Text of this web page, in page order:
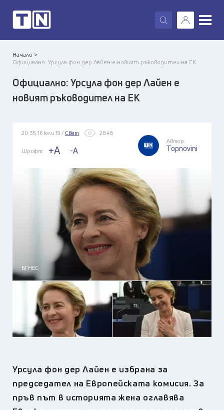
X
Начало >
Официално: Урсула фон дер Лайен е новият ръководител на ЕК
Официално: Урсула фон дер Лайен е
новият ръководител на ЕК
20:35, 16 юли 19 / Свят 2848
Шрифт: +A -A
Автор:
Topnovini
БГНЕС
Урсула фон дер Лайен е избрана за
председател на Европейската комисия. За
пръв път в историята жена оглавява